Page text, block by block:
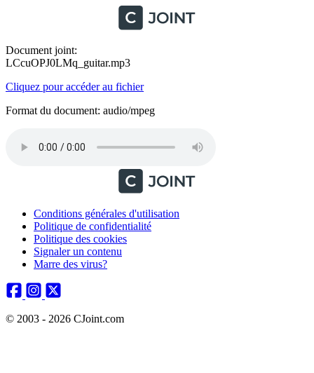
Document joint:
LCcuOPJ0LMq_guitar.mp3
Cliquez pour accéder au fichier
Format du document: audio/mpeg
Conditions générales d'utilisation
Politique de confidentialité
Politique des cookies
Signaler un contenu
Marre des virus?
© 2003 - 2026 CJoint.com